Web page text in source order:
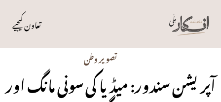
تعاون کیجیے
تصویر وطن
آپریشن سندور: میڈیا کی سونی مانگ اور